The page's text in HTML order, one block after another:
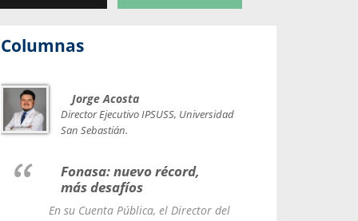
Columnas
Jorge Acosta
Director Ejecutivo IPSUSS, Universidad
San Sebastián.
Fonasa: nuevo récord,
más desafíos
En su Cuenta Pública, el Director del